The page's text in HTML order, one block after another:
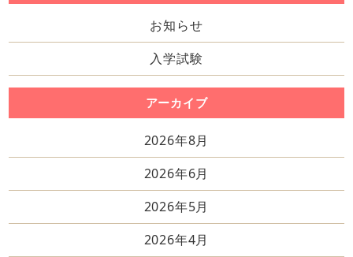
お知らせ
入学試験
アーカイブ
2026年8月
2026年6月
2026年5月
2026年4月